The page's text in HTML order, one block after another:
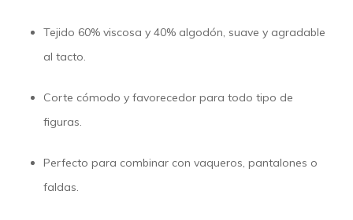
Tejido 60% viscosa y 40% algodón, suave y agradable
al tacto.
Corte cómodo y favorecedor para todo tipo de
figuras.
Perfecto para combinar con vaqueros, pantalones o
faldas.